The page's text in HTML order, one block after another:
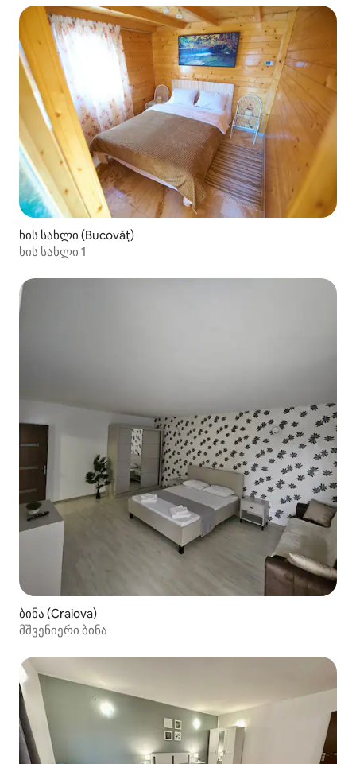
ხის სახლი (Bucovăț)
ხის სახლი 1
ბინა (Craiova)
მშვენიერი ბინა